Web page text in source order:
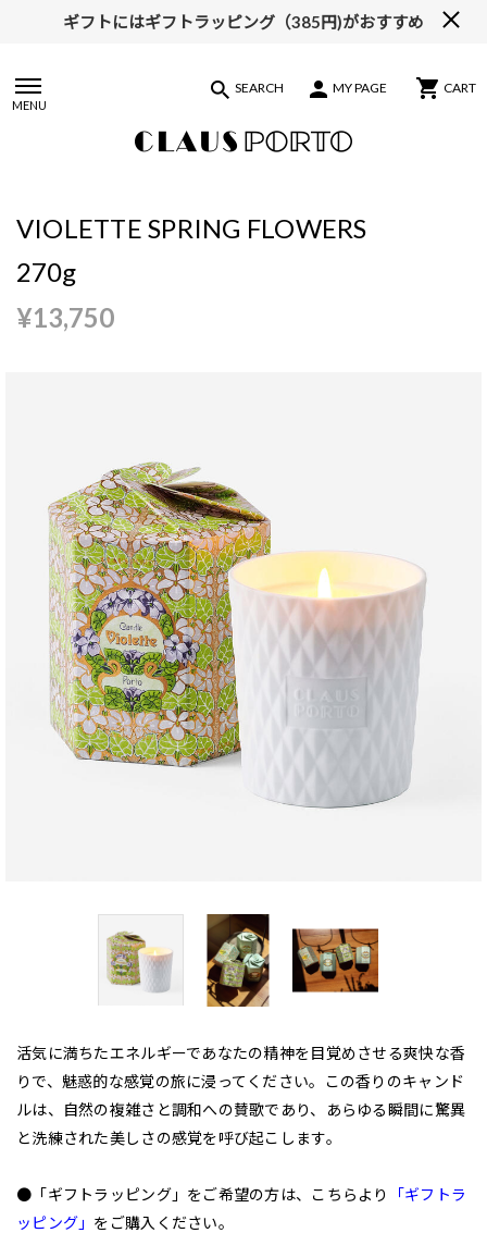
ギフトにはギフトラッピング（385円)がおすすめ
MENU
SEARCH MY PAGE CART
VIOLETTE SPRING FLOWERS
270g
¥13,750
活気に満ちたエネルギーであなたの精神を目覚めさせる爽快な香
りで、魅惑的な感覚の旅に浸ってください。この香りのキャンド
ルは、自然の複雑さと調和への賛歌であり、あらゆる瞬間に驚異
と洗練された美しさの感覚を呼び起こします。
●「ギフトラッピング」をご希望の方は、こちらより
「ギフトラ
ッピング」 をご購入ください。